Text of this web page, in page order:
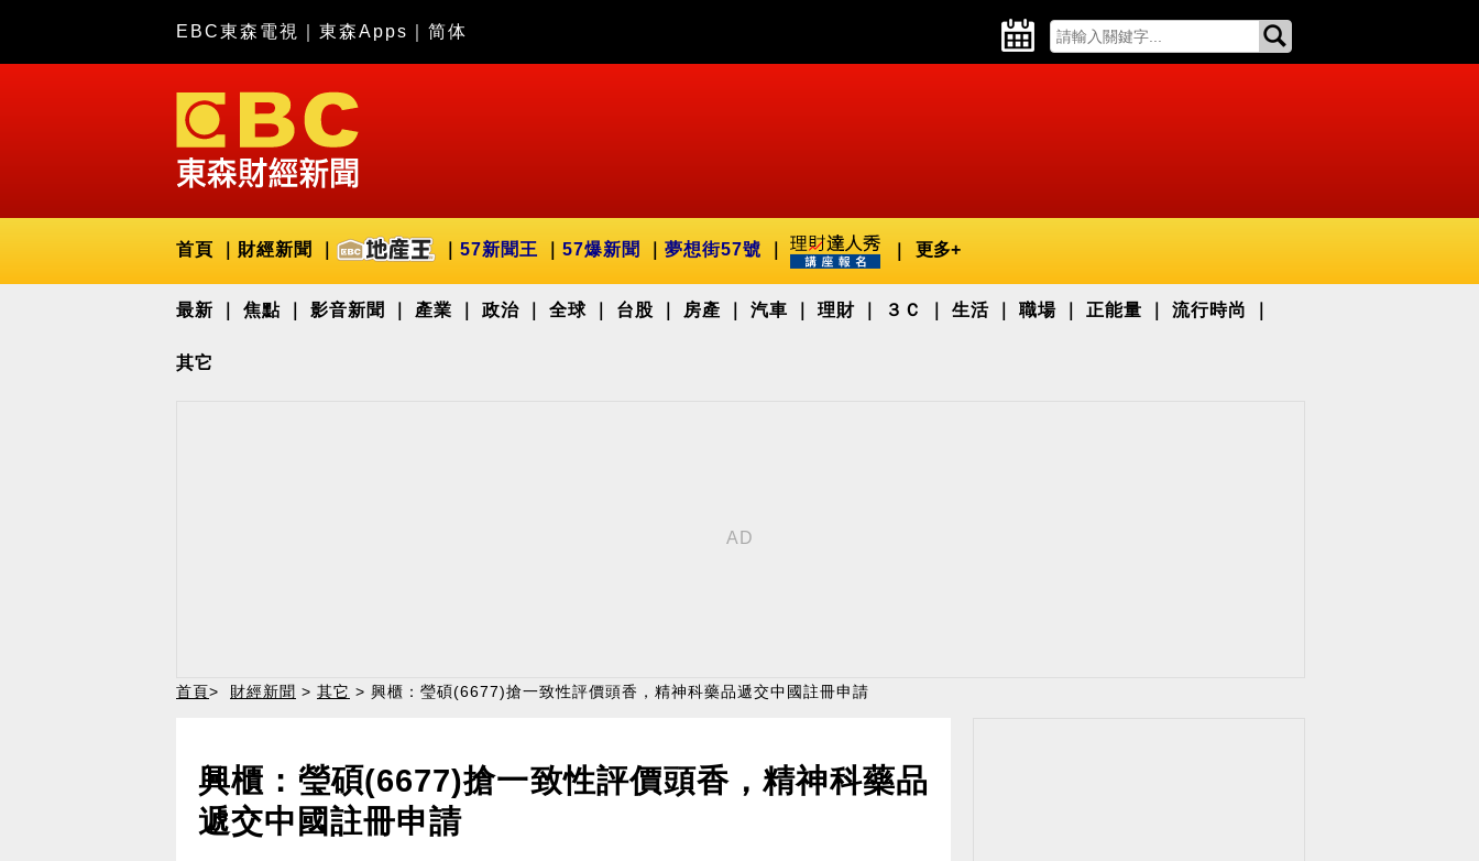
EBC東森電視 東森Apps 简体
首頁 財經新聞 57新聞王 57爆新聞 夢想街57號 更多+
最新 焦點 影音新聞 產業 政治 全球 台股 房產 汽車 理財 ３Ｃ 生活 職場 正能量 流行時尚
其它
首頁> 財經新聞 > 其它 > 興櫃：瑩碩(6677)搶一致性評價頭香，精神科藥品遞交中國註冊申請
興櫃：瑩碩(6677)搶一致性評價頭香，精神科藥品
遞交中國註冊申請